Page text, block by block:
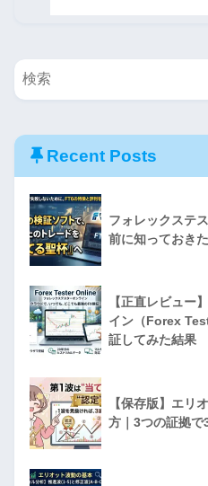
Recent Posts
フォレックステ
前に知っておき
【正直レビュー
イン（Forex
証してみた結果
【保存版】エリ
方｜3つの証拠で